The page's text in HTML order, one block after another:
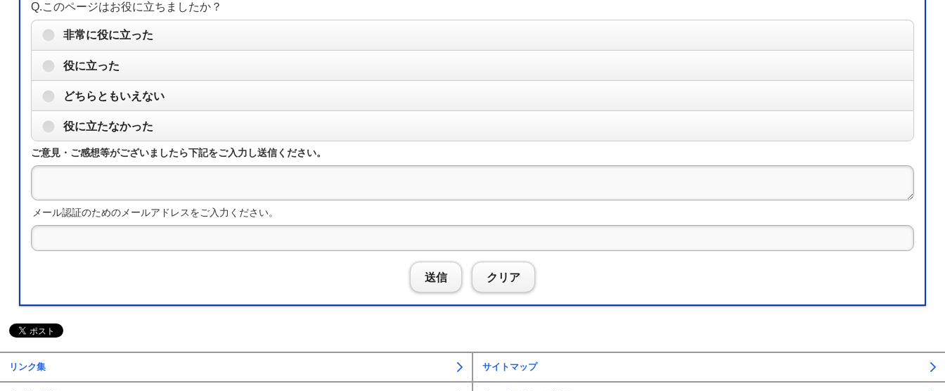
Q.このページはお役に立ちましたか？
非常に役に立った
役に立った
どちらともいえない
役に立たなかった
ご意見・ご感想等がございましたら下記をご入力し送信ください。
メール認証のためのメールアドレスをご入力ください。
送信 クリア
リンク集 サイトマップ